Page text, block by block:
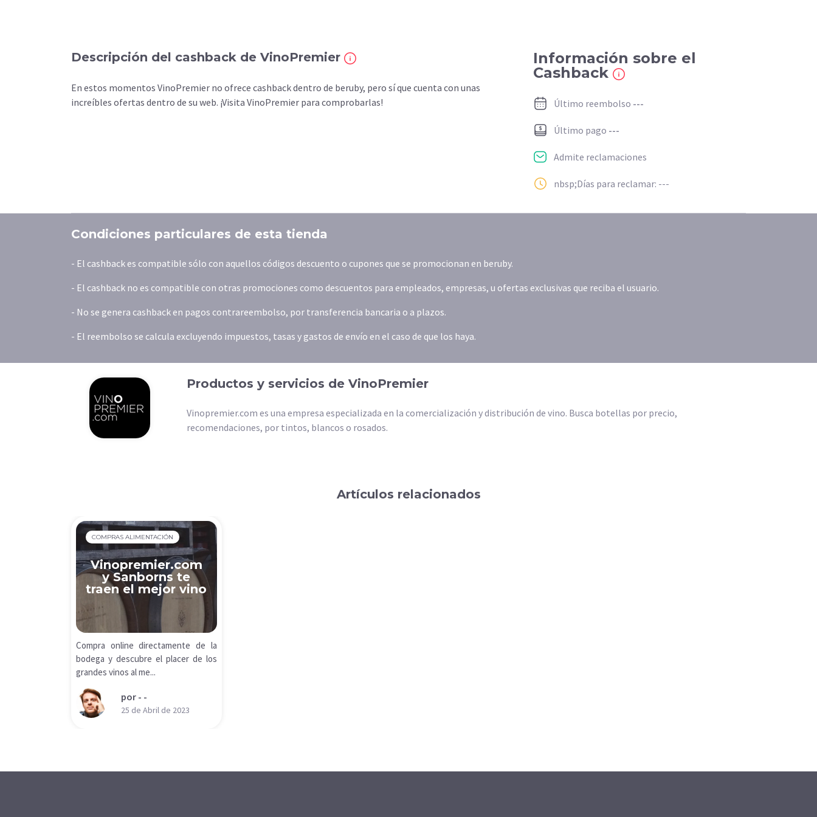
Descripción del cashback de VinoPremier
En estos momentos VinoPremier no ofrece cashback dentro de beruby, pero sí que cuenta con unas
increíbles ofertas dentro de su web. ¡Visita VinoPremier para comprobarlas!
Información sobre el
Cashback
Último reembolso ---
Último pago ---
Admite reclamaciones
nbsp;Días para reclamar: ---
Condiciones particulares de esta tienda
- El cashback es compatible sólo con aquellos códigos descuento o cupones que se promocionan en beruby.
- El cashback no es compatible con otras promociones como descuentos para empleados, empresas, u ofertas exclusivas que reciba el usuario.
- No se genera cashback en pagos contrareembolso, por transferencia bancaria o a plazos.
- El reembolso se calcula excluyendo impuestos, tasas y gastos de envío en el caso de que los haya.
Productos y servicios de VinoPremier
Vinopremier.com es una empresa especializada en la comercialización y distribución de vino. Busca botellas por precio,
recomendaciones, por tintos, blancos o rosados.
Artículos relacionados
COMPRAS ALIMENTACIÓN
Vinopremier.com
y Sanborns te
traen el mejor vino
Compra online directamente de la
bodega y descubre el placer de los
grandes vinos al me...
por - -
25 de Abril de 2023